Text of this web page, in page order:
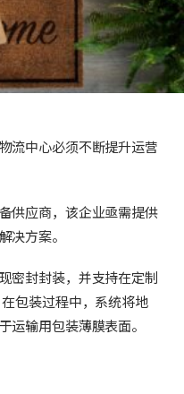
流中心必须不断提升运营
供应商，该企业亟需提供
决方案。
密封封装，并支持在定制
包装过程中，系统将地
运输用包装薄膜表面。